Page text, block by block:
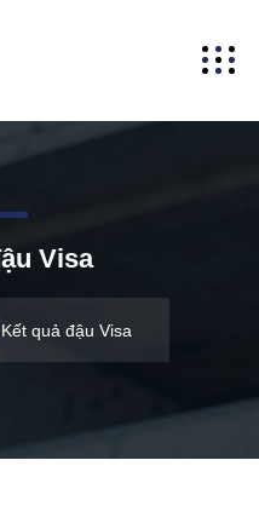
Visa
Kết quả đậu Visa